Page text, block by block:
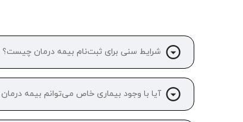
شرایط سنی برای ثبت‌نام بیمه درمان چیست؟
آیا با وجود بیماری خاص می‌توانم بیمه